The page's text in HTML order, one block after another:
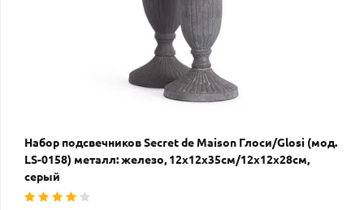
Набор подсвечников Secret de Maison Глоси/Glosi (мод.
LS-0158) металл: железо, 12х12х35см/12х12х28см,
серый